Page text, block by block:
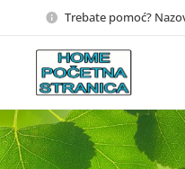
Trebate pomoć?